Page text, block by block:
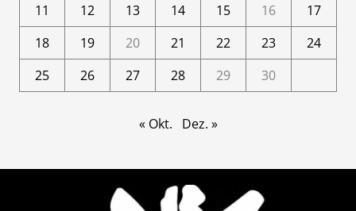
11
12 13 14 15 16
17
18
19 20 21 22 23
24
25
26 27 28 29 30
« Okt. Dez. »